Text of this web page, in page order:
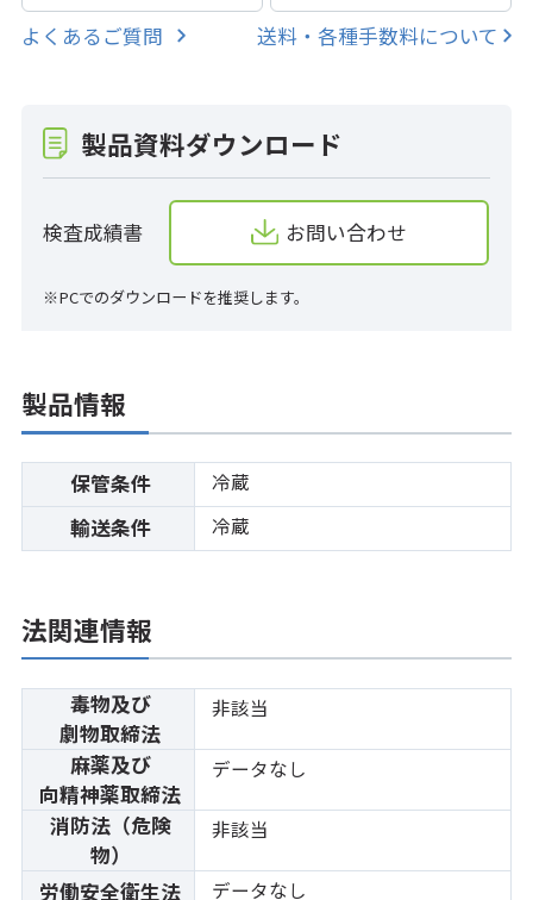
よくあるご質問 送料・各種手数料について
製品資料ダウンロード
検査成績書 お問い合わせ
※PCでのダウンロードを推奨します。
製品情報
保管条件 冷蔵
輸送条件 冷蔵
法関連情報
毒物及び
劇物取締法
非該当
麻薬及び
向精神薬取締法
データなし
消防法（危険
物）
非該当
労働安全衛生法 データなし